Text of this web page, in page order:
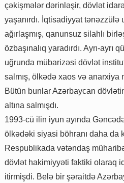
çəkişmələr dərinləşir, dövlət
yaşanırdı. İqtisadiyyat tənəzzülə
ağırlaşmış, qanunsuz silahlı
özbaşınalıq yaradırdı. Ayrı-ayrı
uğrunda mübarizəsi dövlət
salmış, ölkədə xaos və anarxiya
Bütün bunlar Azərbaycan
altına salmışdı.
1993-cü ilin iyun ayında
ölkədəki siyasi böhranı daha da
Respublikada vətəndaş
dövlət hakimiyyəti faktiki olaraq
itirmişdi. Belə bir şəraitdə